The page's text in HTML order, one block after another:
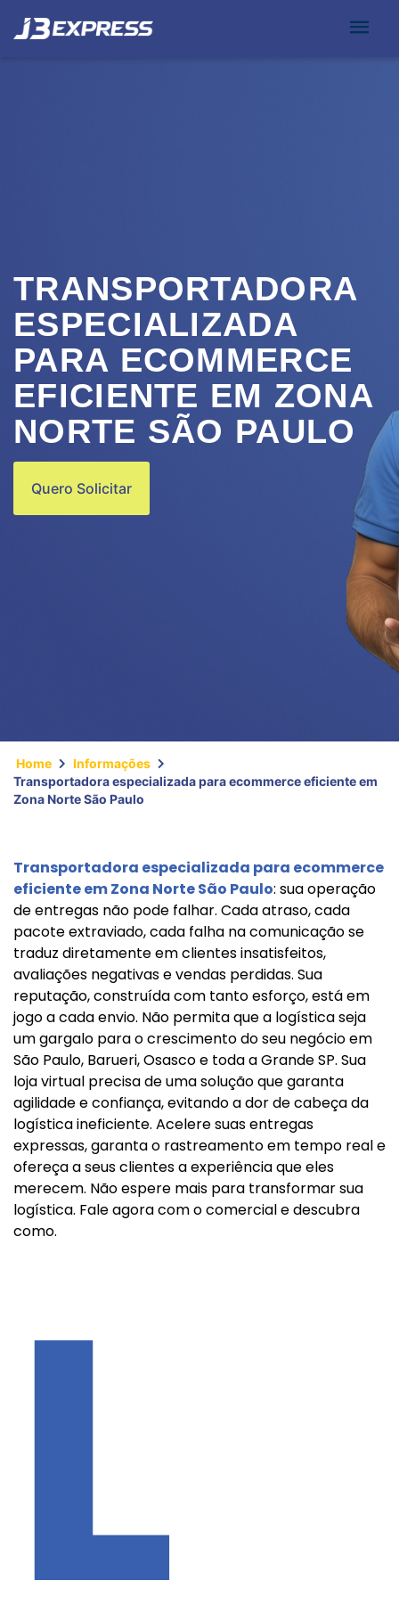
TRANSPORTADORA
ESPECIALIZADA
PARA ECOMMERCE
EFICIENTE EM ZONA
NORTE SÃO PAULO
Quero Solicitar
Home
Informações
Transportadora especializada para ecommerce eficiente em
Zona Norte São Paulo
Transportadora especializada para ecommerce
eficiente em Zona Norte São Paulo: sua operação
de entregas não pode falhar. Cada atraso, cada
pacote extraviado, cada falha na comunicação se
traduz diretamente em clientes insatisfeitos,
avaliações negativas e vendas perdidas. Sua
reputação, construída com tanto esforço, está em
jogo a cada envio. Não permita que a logística seja
um gargalo para o crescimento do seu negócio em
São Paulo, Barueri, Osasco e toda a Grande SP. Sua
loja virtual precisa de uma solução que garanta
agilidade e confiança, evitando a dor de cabeça da
logística ineficiente. Acelere suas entregas
expressas, garanta o rastreamento em tempo real e
ofereça a seus clientes a experiência que eles
merecem. Não espere mais para transformar sua
logística. Fale agora com o comercial e descubra
como.L